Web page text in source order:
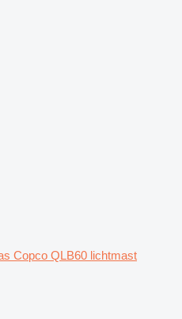
Copco QLB60 lichtmast